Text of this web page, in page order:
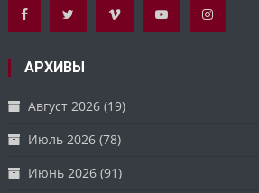
АРХИВЫ
Август 2026 (19)
Июль 2026 (78)
Июнь 2026 (91)